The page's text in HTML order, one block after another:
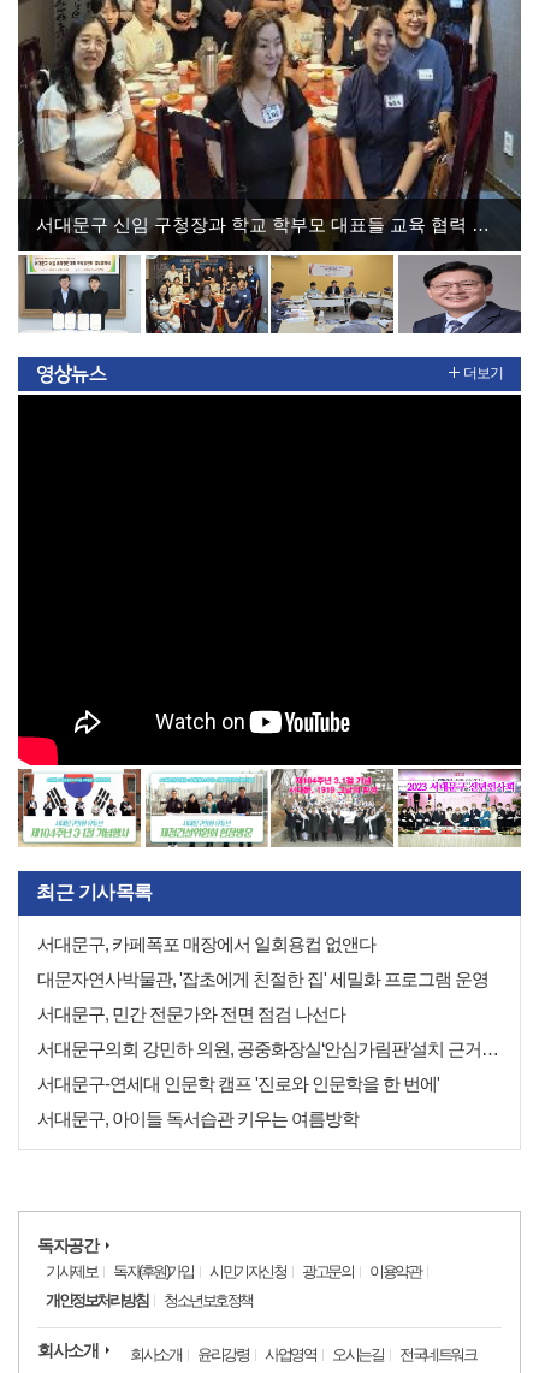
서대문구 신임 구청장과 학교 학부모 대표들 교육 협력 첫걸음
영상뉴스 더보기
최근 기사목록
서대문구, 카페폭포 매장에서 일회용컵 없앤다
대문자연사박물관, '잡초에게 친절한 집' 세밀화 프로그램 운영
서대문구, 민간 전문가와 전면 점검 나선다
서대문구의회 강민하 의원, 공중화장실‘안심가림판’설치 근거 만들어
서대문구-연세대 인문학 캠프 '진로와 인문학을 한 번에'
서대문구, 아이들 독서습관 키우는 여름방학
독자공간
기사제보 독자(후원)가입 시민기자신청 광고문의
이용약관
개인정보처리방침
청소년보호정책
회사소개 회사소개 윤리강령 사업영역 오시는길 전국네트워크